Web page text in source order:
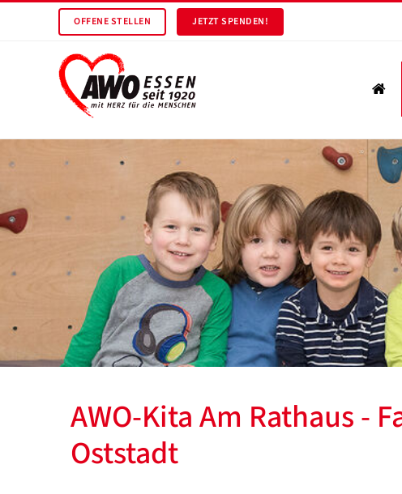
OFFENE STELLEN JETZT SPENDEN!
AWO-Kita Am Rathaus -
Oststadt